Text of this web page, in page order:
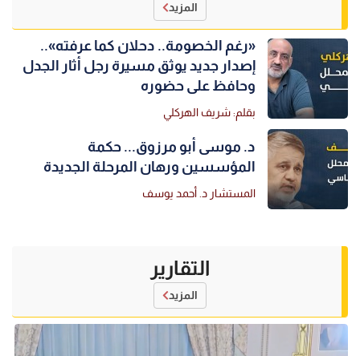
المزيد
«رغم الخصومة.. دحلان كما عرفته»..
إصدار جديد يوثق مسيرة رجل أثار الجدل
وحافظ على حضوره
بقلم: شريف الهركلي
د. موسى أبو مرزوق... حكمة
المؤسسين ورهان المرحلة الجديدة
المستشار د. أحمد يوسف
التقارير
المزيد